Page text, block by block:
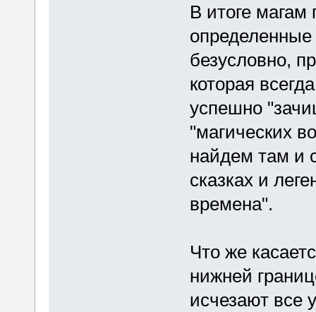
В итоге магам
определенные
безусловно,
которая
успешно
"магических
найдем там и
сказках и
времена".
Что же
нижней
исчезают все